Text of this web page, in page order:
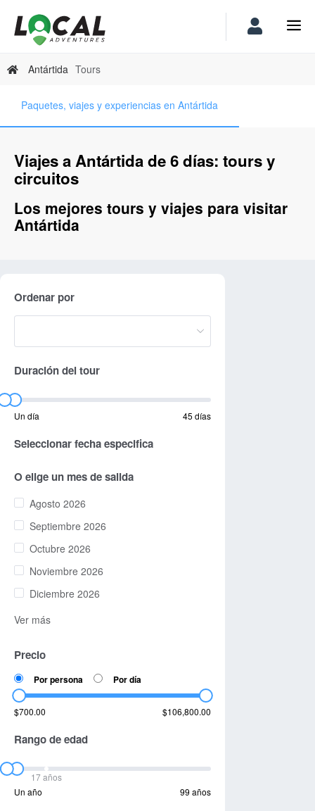
Antártida Tours
Paquetes, viajes y experiencias en Antártida
Viajes a Antártida de 6 días: tours y
circuitos
Los mejores tours y viajes para visitar
Antártida
Ordenar por
Duración del tour
Un día 45 días
Seleccionar fecha especifica
O elige un mes de salida
Agosto 2026
Septiembre 2026
Octubre 2026
Noviembre 2026
Diciembre 2026
Ver más
Precio
Por persona Por día
$700.00 $106,800.00
Rango de edad
17 años
Un año
99 años